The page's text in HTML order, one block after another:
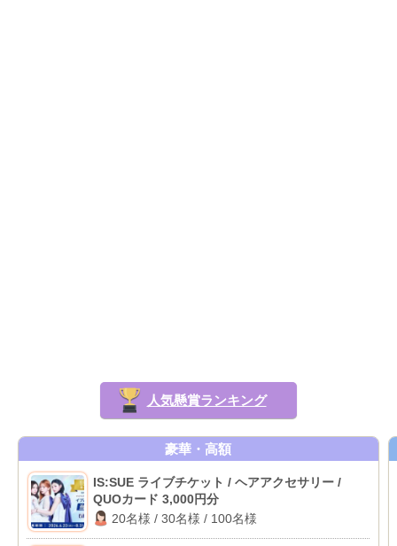
人気懸賞ランキング
豪華・高額
IS:SUE ライブチケット / ヘアアクセサリー /
QUOカード 3,000円分
20名様 / 30名様 / 100名様